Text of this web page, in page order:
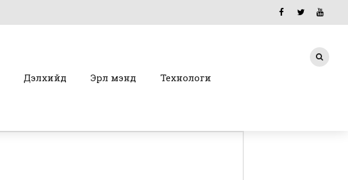
Дэлхийд Эрүүл мэнд Технологи